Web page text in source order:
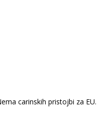
carinskih pristojbi za EU.